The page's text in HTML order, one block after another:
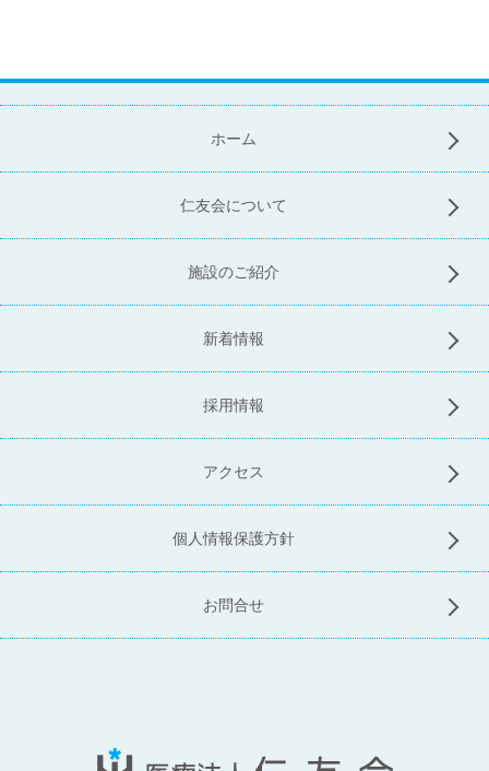
ホーム
仁友会について
施設のご紹介
新着情報
採用情報
アクセス
個人情報保護方針
お問合せ